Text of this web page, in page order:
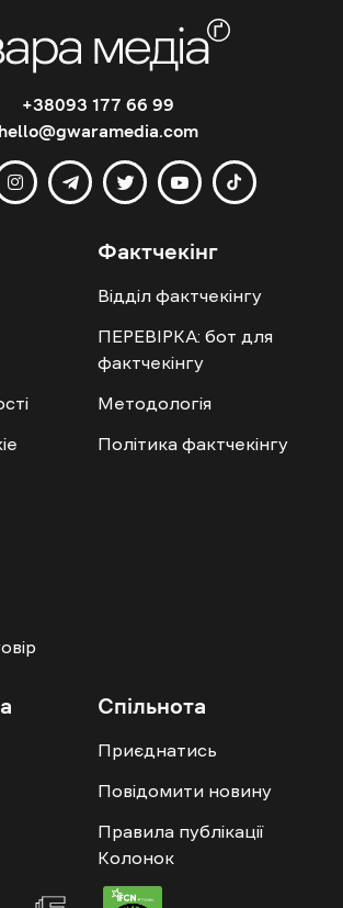
+38093 177 66 99
hello@gwaramedia.com
Фактчекінг
Відділ фактчекінгу
ПЕРЕВІРКА: бот для
фактчекінгу
Методологія
Політика фактчекінгу
Спільнота
Приєднатись
Повідомити новину
Правила публікації
Колонок